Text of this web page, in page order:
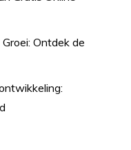
Ontdek de